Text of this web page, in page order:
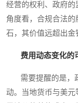
经营的权利、政府
角度看，合规合法
石，其价值远超出金
费用动态变化的
需要提醒的是，政
动。当地货币与美